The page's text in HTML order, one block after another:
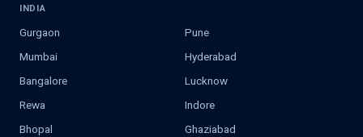
INDIA
Gurgaon
Pune
Mumbai
Hyderabad
Bangalore
Lucknow
Rewa
Indore
Bhopal
Ghaziabad